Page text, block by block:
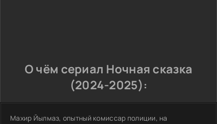
О чём сериал Ночная сказка
(2024-2025):
Махир Йылмаз, опытный комиссар полиции, на